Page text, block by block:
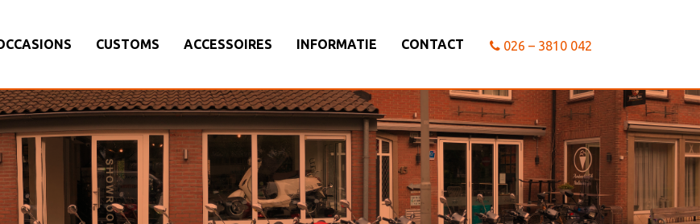
CUSTOMS ACCESSOIRES INFORMATIE CONTACT 026 – 3810 042